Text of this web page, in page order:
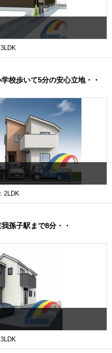
3LDK
校歩いて5分の安心立地・・
2LDK
孫子駅まで8分・・
3LDK